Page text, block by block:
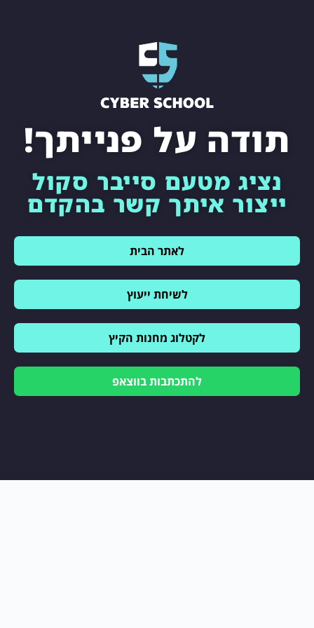
תודה על פנייתך!
נציג מטעם סייבר סקול
ייצור איתך קשר בהקדם
לאתר הבית
לשיחת ייעוץ
לקטלוג מחנות הקיץ
להתכתבות בווצאפ